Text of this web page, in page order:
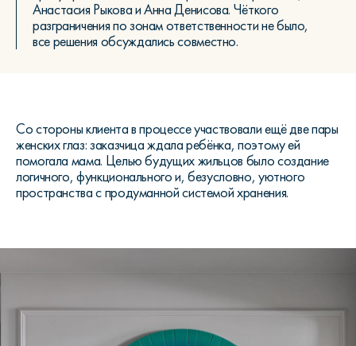
Анастасия Рыкова и Анна Денисова. Чёткого
разграничения по зонам ответственности не было,
все решения обсуждались совместно.
Со стороны клиента в процессе участвовали ещё две пары
женских глаз: заказчица ждала ребёнка, поэтому ей
помогала мама. Целью будущих жильцов было создание
логичного, функционального и, безусловно, уютного
пространства с продуманной системой хранения.